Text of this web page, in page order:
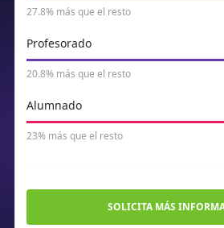
27.8% más que el resto
Profesorado
20.8% más que el resto
Alumnado
23% más que el resto
SOLICITA MÁS
437 259 202 294 357